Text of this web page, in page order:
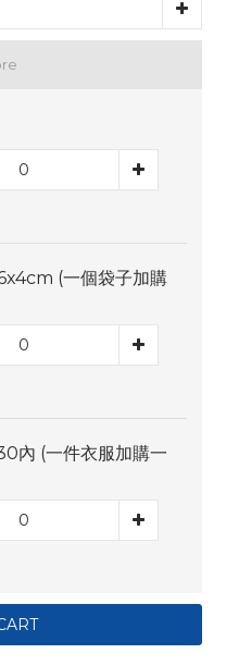
(一個袋子加購
內 (一件衣服加購一